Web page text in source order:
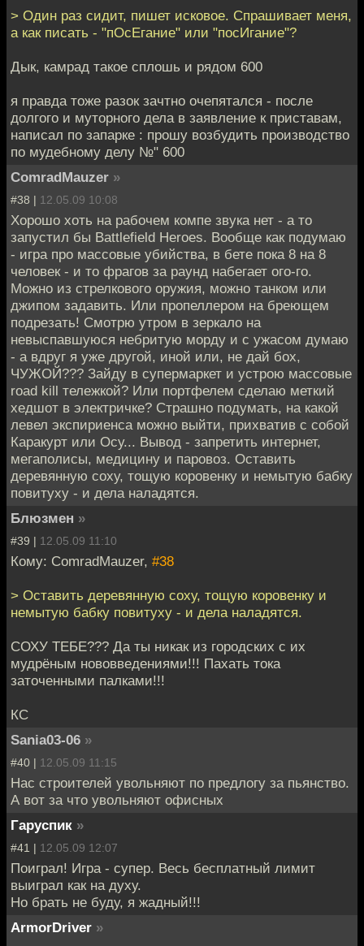
> Один раз сидит, пишет исковое. Спрашивает меня,
а как писать - "пОсЕгание" или "посИгание"?
Дык, камрад такое сплошь и рядом 600
я правда тоже разок зачтно очепятался - после
долгого и муторного дела в заявление к приставам,
написал по запарке : прошу возбудить производство
по мудебному делу №" 600
ComradMauzer »
#38 | 12.05.09 10:08
Хорошо хоть на рабочем компе звука нет - а то
запустил бы Battlefield Heroes. Вообще как подумаю
- игра про массовые убийства, в бете пока 8 на 8
человек - и то фрагов за раунд набегает ого-го.
Можно из стрелкового оружия, можно танком или
джипом задавить. Или пропеллером на бреющем
подрезать! Смотрю утром в зеркало на
невыспавшуюся небритую морду и с ужасом думаю
- а вдруг я уже другой, иной или, не дай бох,
ЧУЖОЙ??? Зайду в супермаркет и устрою массовые
road kill тележкой? Или портфелем сделаю меткий
хедшот в электричке? Страшно подумать, на какой
левел экспириенса можно выйти, прихватив с собой
Каракурт или Осу... Вывод - запретить интернет,
мегаполисы, медицину и паровоз. Оставить
деревянную соху, тощую коровенку и немытую бабку
повитуху - и дела наладятся.
Блюзмен »
#39 | 12.05.09 11:10
Кому: ComradMauzer, #38
> Оставить деревянную соху, тощую коровенку и
немытую бабку повитуху - и дела наладятся.
СОХУ ТЕБЕ??? Да ты никак из городских с их
мудрёным нововведениями!!! Пахать тока
заточенными палками!!!
КС
Sania03-06 »
#40 | 12.05.09 11:15
Нас строителей увольняют по предлогу за пьянство.
А вот за что увольняют офисных
Гаруспик »
#41 | 12.05.09 12:07
Поиграл! Игра - супер. Весь бесплатный лимит
выиграл как на духу.
Но брать не буду, я жадный!!!
ArmorDriver »